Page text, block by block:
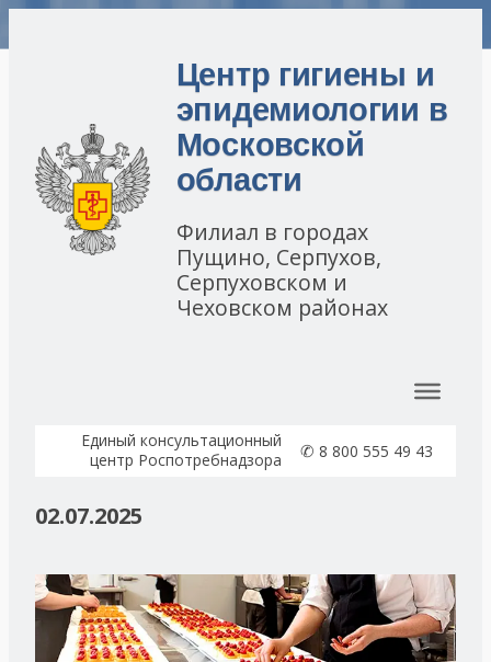
Центр гигиены и
эпидемиологии в
Московской
области
Филиал в городах
Пущино, Серпухов,
Серпуховском и
Чеховском районах
Единый консультационный
центр Роспотребнадзора
✆ 8 800 555 49 43
02.07.2025